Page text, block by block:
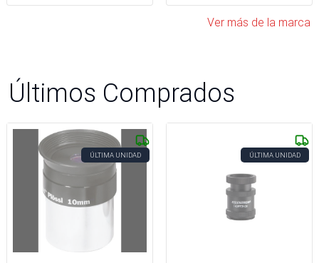
Ver más de la marca
Últimos Comprados
ÚLTIMA UNIDAD ÚLTIMA UNIDAD